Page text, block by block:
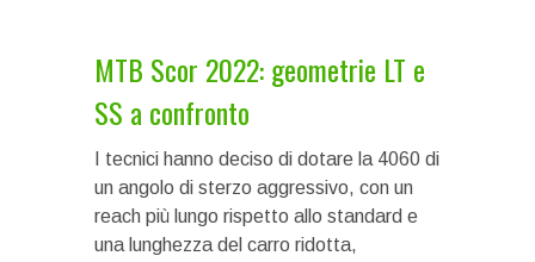
MTB Scor 2022: geometrie LT e
SS a confronto
I tecnici hanno deciso di dotare la 4060 di
un angolo di sterzo aggressivo, con un
reach più lungo rispetto allo standard e
una lunghezza del carro ridotta,